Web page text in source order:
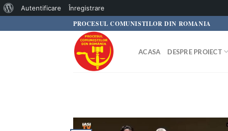
Despre
Autentificare
Înregistrare
to
PROCESUL COMUNISTILOR DIN ROMANIA
ACASA DESPRE PROIECT